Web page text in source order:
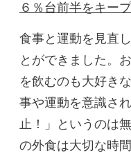
６％台前半をキー
食事と運動を見直
とができました。
を飲むのも大好き
事や運動を意識さ
止！」というのは
の外食は大切な時